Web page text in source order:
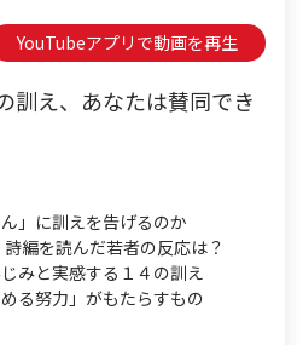
n
g
s
YouTubeアプリで動画を再生
訓え、あなたは賛同でき
」に訓えを告げるのか
編を読んだ若者の反応は？
みと実感する１４の訓え
る努力」がもたらすもの